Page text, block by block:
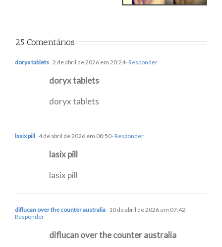
25 Comentários
doryx tablets 2 de abril de 2026 em 20:24- Responder
doryx tablets
doryx tablets
lasix pill 4 de abril de 2026 em 08:50- Responder
lasix pill
lasix pill
diflucan over the counter australia 10 de abril de 2026 em 07:42-
Responder
diflucan over the counter australia